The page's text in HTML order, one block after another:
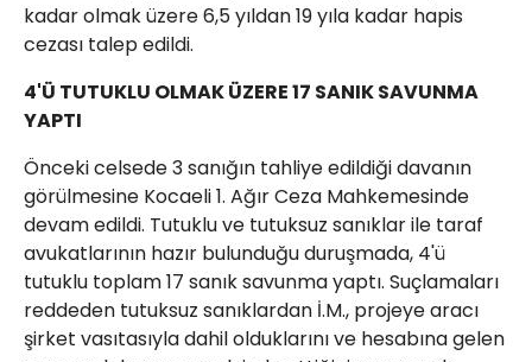
kadar olmak üzere 6,5 yıldan 19 yıla kadar hapis
cezası talep edildi.
4'Ü TUTUKLU OLMAK ÜZERE 17 SANIK SAVUNMA
YAPTI
Önceki celsede 3 sanığın tahliye edildiği davanın
görülmesine Kocaeli 1. Ağır Ceza Mahkemesinde
devam edildi. Tutuklu ve tutuksuz sanıklar ile taraf
avukatlarının hazır bulunduğu duruşmada, 4'ü
tutuklu toplam 17 sanık savunma yaptı. Suçlamaları
reddeden tutuksuz sanıklardan İ.M., projeye aracı
şirket vasıtasıyla dahil olduklarını ve hesabına gelen